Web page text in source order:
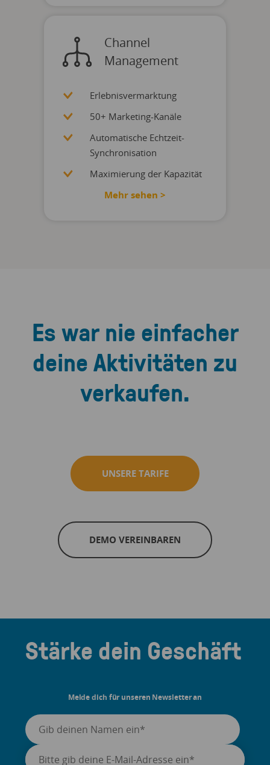
Channel
Management
Erlebnisvermarktung
50+ Marketing-Kanäle
Automatische Echtzeit-
Synchronisation
Maximierung der Kapazität
Mehr sehen >
Es war nie einfacher
deine Aktivitäten zu
verkaufen.
UNSERE TARIFE
DEMO VEREINBAREN
Stärke dein Geschäft
Melde dich für unseren Newsletter an